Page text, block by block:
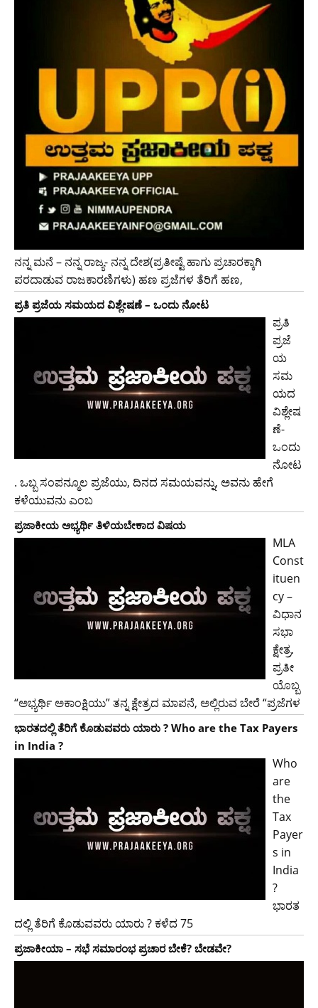
ನನ್ನ ಮನೆ – ನನ್ನ ರಾಜ್ಯ- ನನ್ನ ದೇಶ(ಪ್ರತೀಷ್ಟೆ ಹಾಗು ಪ್ರಚಾರಕ್ಕಾಗಿ
ಪರದಾಡುವ ರಾಜಕಾರಣಿಗಳು) ಹಣ ಪ್ರಜೆಗಳ ತೆರಿಗೆ ಹಣ,
ಪ್ರತಿ ಪ್ರಜೆಯ ಸಮಯದ ವಿಶ್ಲೇಷಣೆ – ಒಂದು ನೋಟ
ಪ್ರತಿ
ಪ್ರಜೆ
ಯ
ಸಮ
ಯದ
ವಿಶ್ಲೇಷ
ಣೆ-
ಒಂದು
ನೋಟ
. ಒಬ್ಬ ಸಂಪನ್ಮೂಲ ಪ್ರಜೆಯು, ದಿನದ ಸಮಯವನ್ನು, ಅವನು ಹೇಗೆ
ಕಳೆಯುವನು ಎಂಬ
ಪ್ರಜಾಕೀಯ ಅಭ್ಯರ್ಥಿ ತಿಳಿಯಬೇಕಾದ ವಿಷಯ
MLA
Const
ituen
cy –
ವಿಧಾನ
ಸಭಾ
ಕ್ಷೇತ್ರ.
ಪ್ರತೀ
ಯೊಬ್ಬ
“ಅಭ್ಯರ್ಥಿ ಅಕಾಂಕ್ಷಿಯು” ತನ್ನ ಕ್ಷೇತ್ರದ ಮಾಪನೆ, ಅಲ್ಲಿರುವ ಬೇರೆ “ಪ್ರಜೆಗಳ
ಭಾರತದಲ್ಲಿ ತೆರಿಗೆ ಕೊಡುವವರು ಯಾರು ? Who are the Tax Payers
in India ?
Who
are
the
Tax
Payer
s in
India
?
ಭಾರತ
ದಲ್ಲಿ ತೆರಿಗೆ ಕೊಡುವವರು ಯಾರು ? ಕಳೆದ 75
ಪ್ರಜಾಕೀಯಾ – ಸಭೆ ಸಮಾರಂಭ ಪ್ರಚಾರ ಬೇಕೆ? ಬೇಡವೇ?